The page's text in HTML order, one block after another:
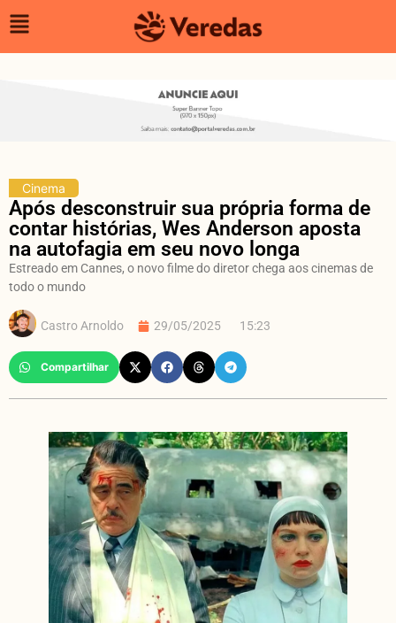
Cinema
Após desconstruir sua própria forma de
contar histórias, Wes Anderson aposta
na autofagia em seu novo longa
Estreado em Cannes, o novo filme do diretor chega aos cinemas de
todo o mundo
Castro Arnoldo 29/05/2025 15:23
Compartilhar